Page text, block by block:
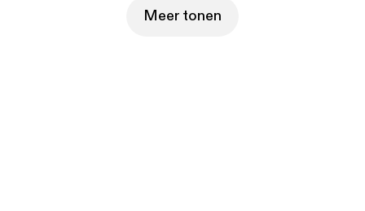
Meer tonen